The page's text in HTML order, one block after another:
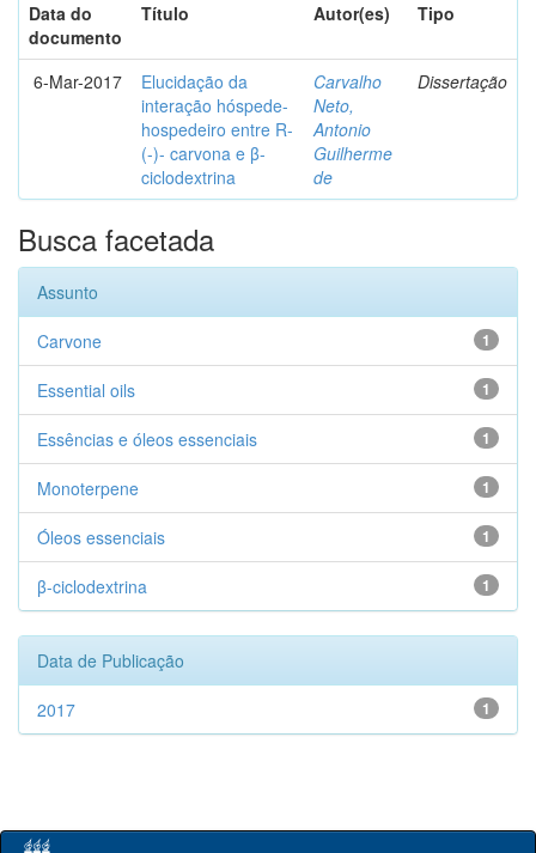
Data do
documento
Título Autor(es) Tipo
6-Mar-2017
Elucidação da
interação hóspede-
hospedeiro entre R-
(-)- carvona e β-
ciclodextrina
Carvalho
Neto,
Antonio
Guilherme
de
Dissertação
Busca facetada
Assunto
1
Carvone
1
Essential oils
1
Essências e óleos essenciais
1
Monoterpene
1
Óleos essenciais
1
β-ciclodextrina
Data de Publicação
1
2017